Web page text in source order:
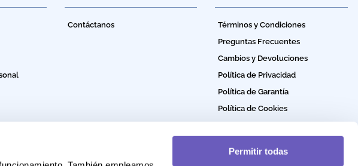
Permitir todas
Contáctanos
Términos y Condiciones
Preguntas Frecuentes
Cambios y Devoluciones
Política de Privacidad
Política de Garantía
Política de Cookies